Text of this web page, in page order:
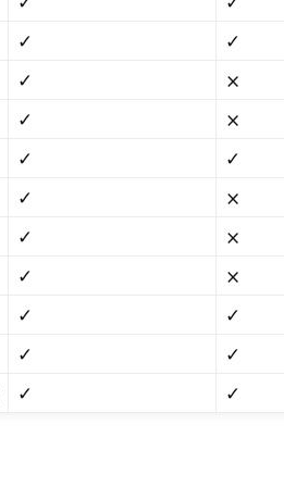
✓
✓
✓
⨯
✓
⨯
✓
✓
✓
⨯
✓
⨯
✓
⨯
✓
✓
✓
✓
✓ ✓